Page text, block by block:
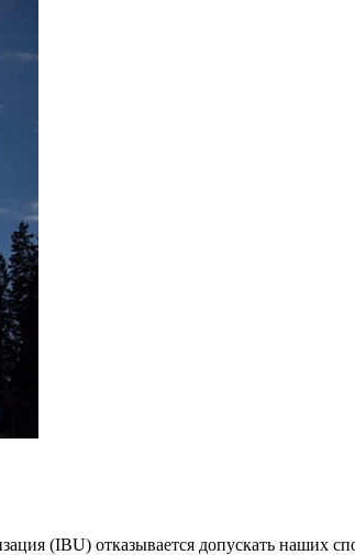
(IBU) отказывается допускать наших